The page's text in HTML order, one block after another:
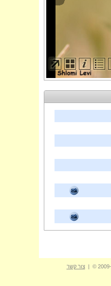
צור קשר